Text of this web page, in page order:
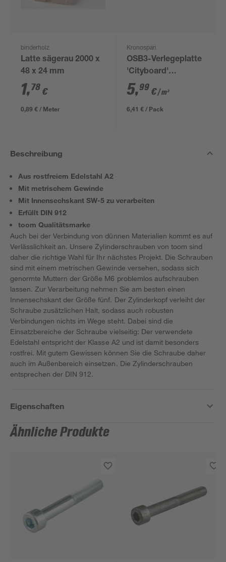
binderholz
Latte sägerau 2000 x
48 x 24 mm
1,78 €
0,89 € / Meter
Kronospan
OSB3-Verlegeplatte
'Cityboard'
ungeschliffen 1690 x
634 x 12 mm
5,99 €/ m²
6,41 € / Pack
Beschreibung
Aus rostfreiem Edelstahl A2
Mit metrischem Gewinde
Mit Innensechskant SW-5 zu verarbeiten
Erfüllt DIN 912
toom Qualitätsmarke
Auch bei der Verbindung von dünnen Materialien kommt es auf
Verlässlichkeit an. Unsere Zylinderschrauben von toom sind
daher die richtige Wahl für Ihr nächstes Projekt. Die Schrauben
sind mit einem metrischen Gewinde versehen, sodass sich
genormte Muttern der Größe M6 problemlos aufschrauben
lassen. Zur Verarbeitung nehmen Sie am besten einen
Innensechskant der Größe fünf. Der Zylinderkopf verleiht der
Schraube zusätzlichen Halt, sodass auch robusten
Verbindungen nichts im Wege steht. Dabei sind die
Einsatzbereiche der Schraube vielseitig: Der verwendete
Edelstahl entspricht der Klasse A2 und ist damit besonders
rostfrei. Mit gutem Gewissen können Sie die Schraube daher
auch im Außenbereich einsetzen. Die Zylinderschrauben
entsprechen der DIN 912.
Eigenschaften
Ähnliche Produkte